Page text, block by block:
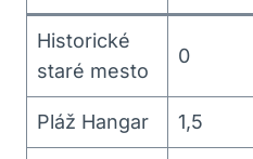
Historické
staré mesto
0
Pláž Hangar 1,5